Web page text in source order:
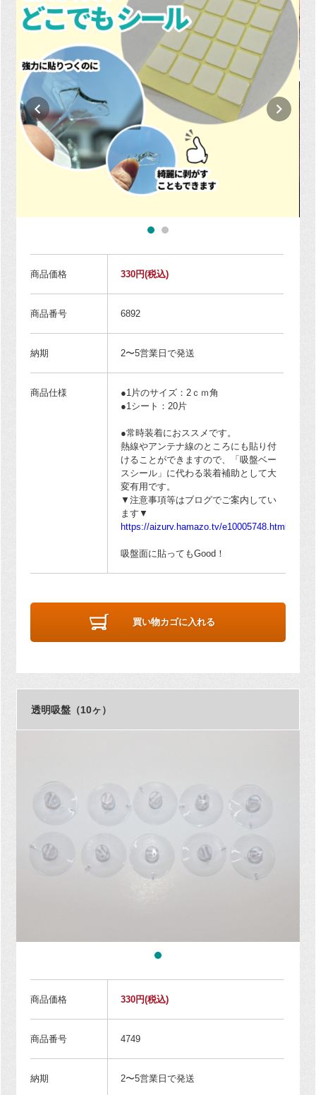
商品価格 330円(税込)
商品番号 6892
納期 2〜5営業日で発送
商品仕様
●1片のサイズ：2ｃｍ角
●1シート：20片
●常時装着におススメです。
熱線やアンテナ線のところにも貼り付
けることができますので、「吸盤ベー
スシール」に代わる装着補助として大
変有用です。
▼注意事項等はブログでご案内してい
ます▼
https://aizurv.hamazo.tv/e10005748.html
吸盤面に貼ってもGood！
買い物カゴに入れる
透明吸盤（10ヶ）
商品価格 330円(税込)
商品番号 4749
納期 2〜5営業日で発送